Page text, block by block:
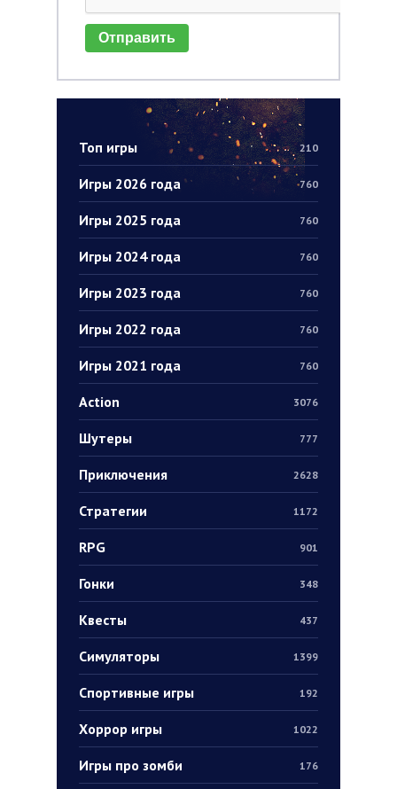
Топ игры 210
Игры 2026 года 760
Игры 2025 года 760
Игры 2024 года 760
Игры 2023 года 760
Игры 2022 года 760
Игры 2021 года 760
Action 3076
Шутеры 777
Приключения 2628
Стратегии 1172
RPG 901
Гонки 348
Квесты 437
Симуляторы 1399
Спортивные игры 192
Хоррор игры 1022
Игры про зомби 176
Отправить